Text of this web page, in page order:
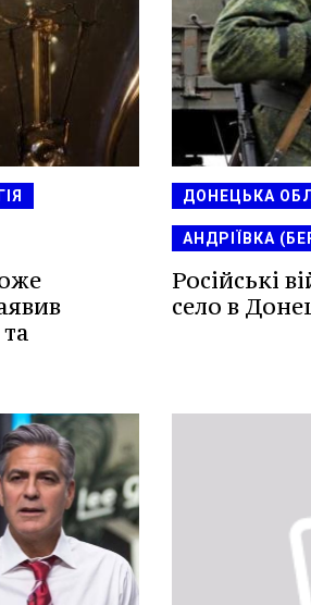
ДОНЕЦЬКА
АНДРІЇВКА
Російські
село в